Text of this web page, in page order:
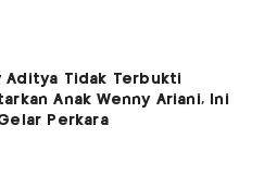
Aditya Tidak Terbukti
Anak Wenny Ariani, Ini
Perkara